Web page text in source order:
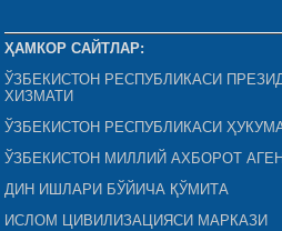
ҲАМКОР САЙТЛАР:
ЎЗБЕКИСТОН РЕСПУБЛИКАСИ
ХИЗМАТИ
ЎЗБЕКИСТОН РЕСПУБЛИКАСИ
ЎЗБЕКИСТОН МИЛЛИЙ АХБОРОТ
ДИН ИШЛАРИ БЎЙИЧА ҚЎМИТА
ИСЛОМ ЦИВИЛИЗАЦИЯСИ МАРКАЗИ